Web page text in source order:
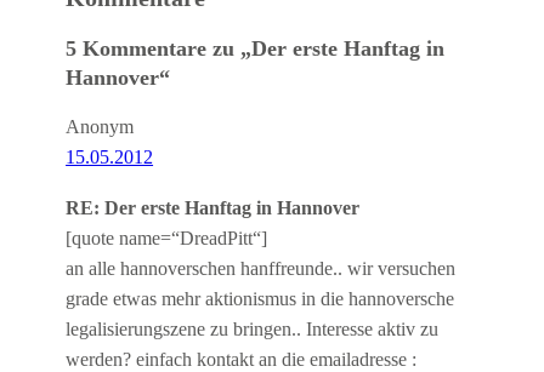
5 Kommentare zu „Der erste Hanftag in
Hannover“
Anonym
15.05.2012
RE: Der erste Hanftag in Hannover
[quote name=“DreadPitt“]
an alle hannoverschen hanffreunde.. wir versuchen
grade etwas mehr aktionismus in die hannoversche
legalisierungszene zu bringen.. Interesse aktiv zu
werden? einfach kontakt an die emailadresse :